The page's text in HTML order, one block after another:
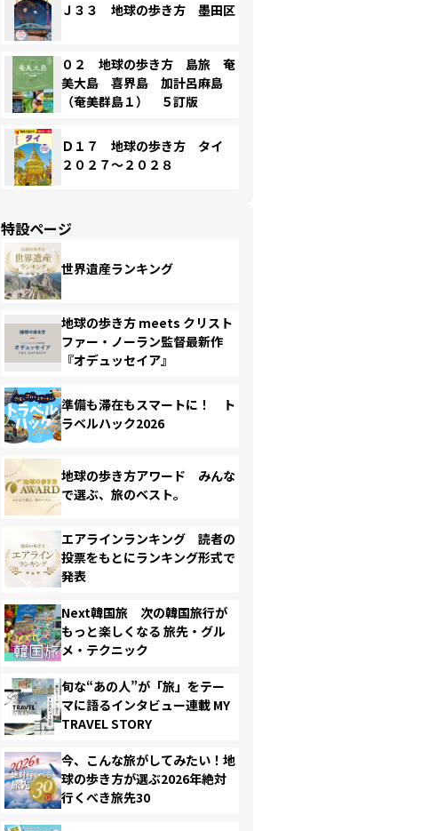
Ｊ３３ 地球の歩き方 墨田区
０２ 地球の歩き方 島旅 奄
美大島 喜界島 加計呂麻島
（奄美群島１） ５訂版
Ｄ１７ 地球の歩き方 タイ
２０２７～２０２８
特設ページ
世界遺産ランキング
地球の歩き方 meets クリスト
ファー・ノーラン監督最新作
『オデュッセイア』
準備も滞在もスマートに！ ト
ラベルハック2026
地球の歩き方アワード みんな
で選ぶ、旅のベスト。
エアラインランキング 読者の
投票をもとにランキング形式で
発表
Next韓国旅 次の韓国旅行が
もっと楽しくなる 旅先・グル
メ・テクニック
旬な“あの人”が「旅」をテー
マに語るインタビュー連載 MY
TRAVEL STORY
今、こんな旅がしてみたい！地
球の歩き方が選ぶ2026年絶対
行くべき旅先30